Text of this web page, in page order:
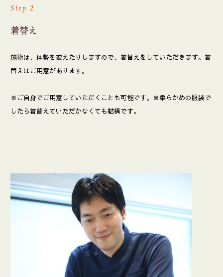
Step 2
着替え
施術は、体勢を変えたりしますので、着替えをしていただきます。着
替えはご用意があります。
※ご自身でご用意していただくことも可能です。※柔らかめの服装で
したら着替えていただかなくても結構です。